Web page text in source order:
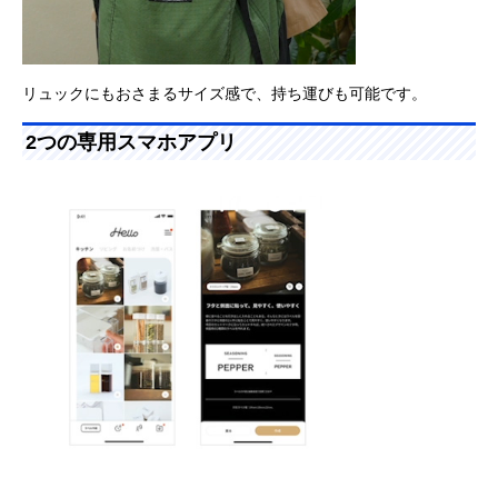
リュックにもおさまるサイズ感で、持ち運びも可能です。
2つの専用スマホアプリ